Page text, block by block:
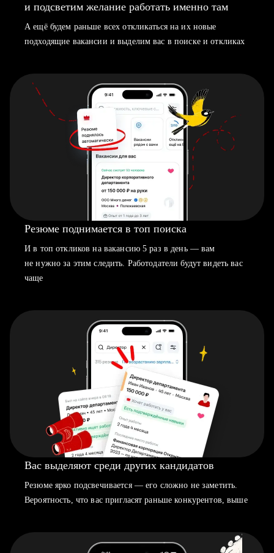
и подсветим желание работать именно там
А ещё будем раньше всех откликаться на их новые
подходящие вакансии и выделим вас в поиске и откликах
Резюме поднимается в топ поиска
И в топ откликов на вакансию 5 раз в день — вам
не нужно за этим следить. Работодатели будут видеть вас
чаще
Вас выделяют среди других кандидатов
Резюме ярко подсвечивается — его сложно не заметить.
Вероятность, что вас пригласят раньше конкурентов, выше